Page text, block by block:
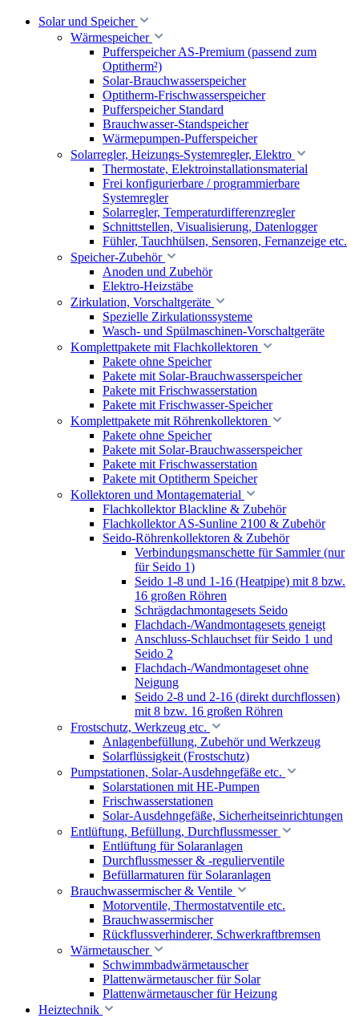
Solar und Speicher
Wärmespeicher
Pufferspeicher AS-Premium (passend zum
Optitherm²)
Solar-Brauchwasserspeicher
Optitherm-Frischwasserspeicher
Pufferspeicher Standard
Brauchwasser-Standspeicher
Wärmepumpen-Pufferspeicher
Solarregler, Heizungs-Systemregler, Elektro
Thermostate, Elektroinstallationsmaterial
Frei konfigurierbare / programmierbare
Systemregler
Solarregler, Temperaturdifferenzregler
Schnittstellen, Visualisierung, Datenlogger
Fühler, Tauchhülsen, Sensoren, Fernanzeige etc.
Speicher-Zubehör
Anoden und Zubehör
Elektro-Heizstäbe
Zirkulation, Vorschaltgeräte
Spezielle Zirkulationssysteme
Wasch- und Spülmaschinen-Vorschaltgeräte
Komplettpakete mit Flachkollektoren
Pakete ohne Speicher
Pakete mit Solar-Brauchwasserspeicher
Pakete mit Frischwasserstation
Pakete mit Frischwasser-Speicher
Komplettpakete mit Röhrenkollektoren
Pakete ohne Speicher
Pakete mit Solar-Brauchwasserspeicher
Pakete mit Frischwasserstation
Pakete mit Optitherm Speicher
Kollektoren und Montagematerial
Flachkollektor Blackline & Zubehör
Flachkollektor AS-Sunline 2100 & Zubehör
Seido-Röhrenkollektoren & Zubehör
Verbindungsmanschette für Sammler (nur
für Seido 1)
Seido 1-8 und 1-16 (Heatpipe) mit 8 bzw.
16 großen Röhren
Schrägdachmontagesets Seido
Flachdach-/Wandmontagesets geneigt
Anschluss-Schlauchset für Seido 1 und
Seido 2
Flachdach-/Wandmontageset ohne
Neigung
Seido 2-8 und 2-16 (direkt durchflossen)
mit 8 bzw. 16 großen Röhren
Frostschutz, Werkzeug etc.
Anlagenbefüllung, Zubehör und Werkzeug
Solarflüssigkeit (Frostschutz)
Pumpstationen, Solar-Ausdehngefäße etc.
Solarstationen mit HE-Pumpen
Frischwasserstationen
Solar-Ausdehngefäße, Sicherheitseinrichtungen
Entlüftung, Befüllung, Durchflussmesser
Entlüftung für Solaranlagen
Durchflussmesser & -regulierventile
Befüllarmaturen für Solaranlagen
Brauchwassermischer & Ventile
Motorventile, Thermostatventile etc.
Brauchwassermischer
Rückflussverhinderer, Schwerkraftbremsen
Wärmetauscher
Schwimmbadwärmetauscher
Plattenwärmetauscher für Solar
Plattenwärmetauscher für Heizung
Heiztechnik